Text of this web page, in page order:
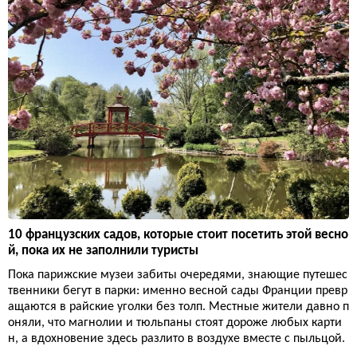
10 французских садов, которые стоит посетить этой весно
й, пока их не заполнили туристы
Пока парижские музеи забиты очередями, знающие путешес
твенники бегут в парки: именно весной сады Франции превр
ащаются в райские уголки без толп. Местные жители давно п
оняли, что магнолии и тюльпаны стоят дороже любых карти
н, а вдохновение здесь разлито в воздухе вместе с пыльцой.